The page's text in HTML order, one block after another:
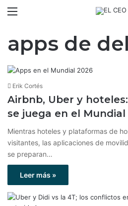
apps de
Erik Cortés
Airbnb, Uber y
se juega en el Mundial
Mientras hoteles y plataformas de
visitantes, las aplicaciones de
se preparan…
Leer más »